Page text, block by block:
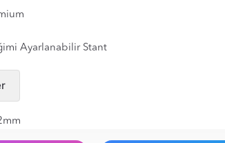
Ayarlanabilir Stant